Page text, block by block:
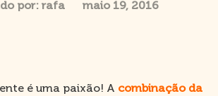
por: rafa maio 19, 2016
é uma paixão! A combinação da